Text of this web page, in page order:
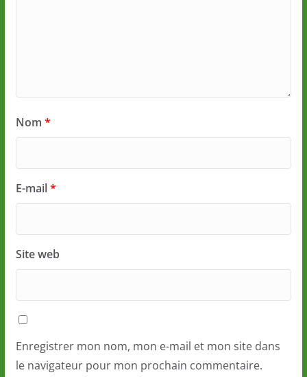
Nom *
E-mail*
Site web
Enregistrer mon nom, mon e-mail et mon site dans
le navigateur pour mon prochain commentaire.